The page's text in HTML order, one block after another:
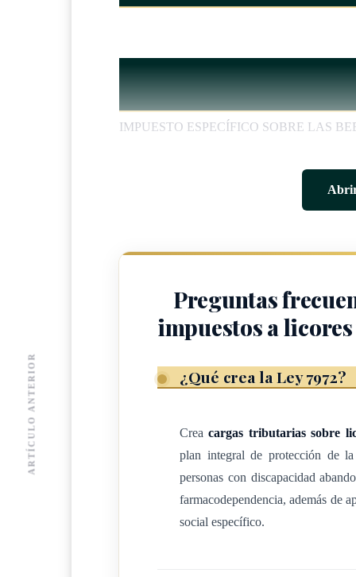
IMPUESTO ESPECÍFICO SOBRE LAS
producción nacional o importada,
Más de 15% y hasta 30%
Más de 30%
Preguntas
impuestos a
¿Qué crea la Ley 7972?
Creacargas tributarias sobre
plan integral de protección de
personas con discapacidad
farmacodependencia, además de
social específico.
ARTÍCULO ANTERIOR